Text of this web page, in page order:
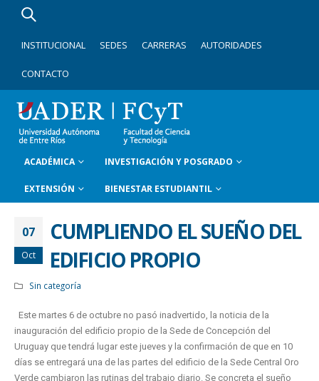
INSTITUCIONAL SEDES CARRERAS AUTORIDADES
CONTACTO
ACADÉMICA INVESTIGACIÓN Y POSGRADO
EXTENSIÓN BIENESTAR ESTUDIANTIL
07
Oct
CUMPLIENDO EL SUEÑO DEL
EDIFICIO PROPIO
Sin categoría
Este martes 6 de octubre no pasó inadvertido, la noticia de la
inauguración del edificio propio de la Sede de Concepción del
Uruguay que tendrá lugar este jueves y la confirmación de que en 10
días se entregará una de las partes del edificio de la Sede Central Oro
Verde cambiaron las rutinas del trabajo diario. Se concreta el sueño